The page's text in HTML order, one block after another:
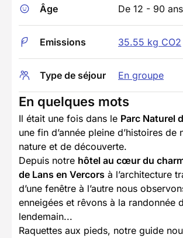
Âge De 12 - 90 ans
Emissions 35.55 kg CO2
Type de séjour En groupe
En quelques mots
Il était une fois dans le Parc Naturel
une fin d’année pleine d’histoires de
nature et de découverte.
Depuis notre hôtel au cœur du
de Lans en Vercors à l’architecture
d’une fenêtre à l’autre nous
enneigées et rêvons à la randonnée
lendemain...
Raquettes aux pieds, notre guide